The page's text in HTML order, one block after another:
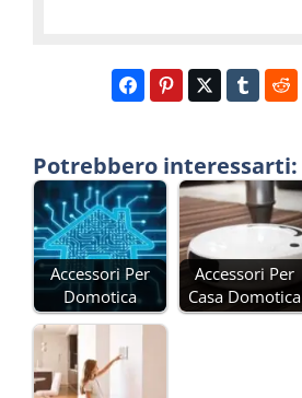
Potrebbero interessarti:
Accessori Per
Domotica
Accessori Per
Casa Domotica